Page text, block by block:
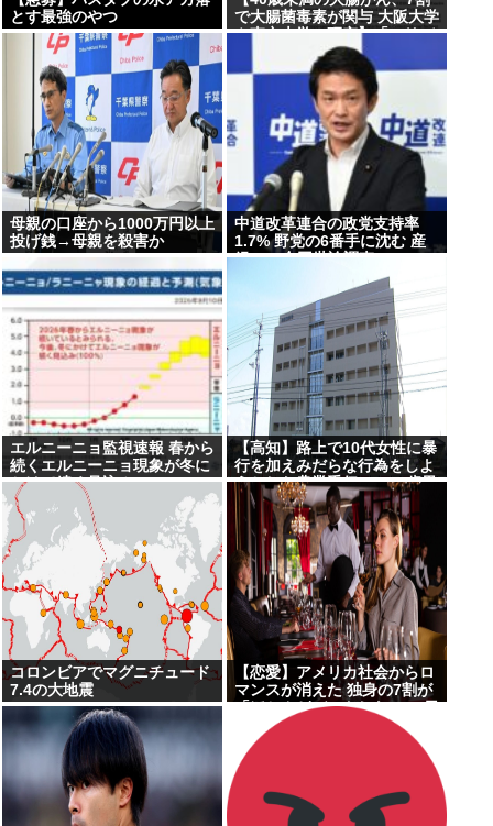
とす最強のやつ
で大腸菌毒素が関与 大阪大学
や東京大学の研究】「コリバ
クチン」と呼ばれる毒素、
1965年以降に生まれた世代で
高い頻度で認められた、除菌
などによる予防法の開発を目
指す
母親の口座から1000万円以上
投げ銭→母親を殺害か
中道改革連合の政党支持率
1.7% 野党の6番手に沈む 産
経FNN合同世論調査
エルニーニョ監視速報 春から
続くエルニーニョ現象が冬に
かけて続く見込み
【高知】路上で10代女性に暴
行を加えみだらな行為をしよ
うとした農業手伝いの38歳男
を逮捕…男は7月にも下半身
露出の疑いで逮捕・起訴
コロンビアでマグニチュード
7.4の大地震
【恋愛】アメリカ社会からロ
マンスが消えた 独身の7割が
「ほとんどデートしない」 日
本でも静かに進みつつあ
る”恋愛不況”